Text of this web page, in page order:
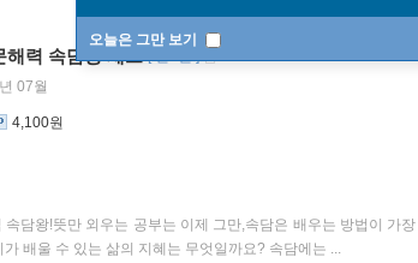
오늘은 그만 보기
해력 속담왕 세트 [전5권]
07월
4,100원
담왕!뜻만 외우는 공부는 이제 그만,속담은 배우는 방법이 가
가 배울 수 있는 삶의 지혜는 무엇일까요? 속담에는 ...